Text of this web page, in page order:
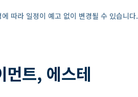
따라 일정이 예고 없이 변경될 수 있습니다.
먼트, 에스테